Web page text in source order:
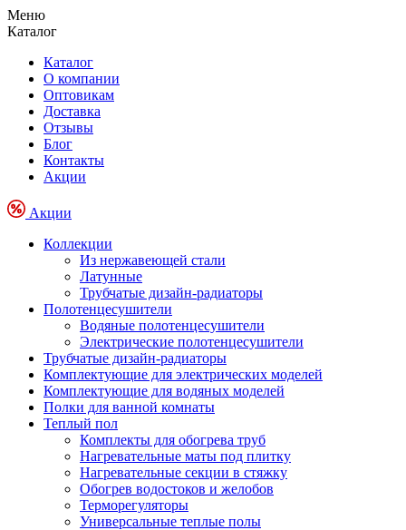
Меню
Каталог
Каталог
О компании
Оптовикам
Доставка
Отзывы
Блог
Контакты
Акции
Акции
Коллекции
Из нержавеющей стали
Латунные
Трубчатые дизайн-радиаторы
Полотенцесушители
Водяные полотенцесушители
Электрические полотенцесушители
Трубчатые дизайн-радиаторы
Комплектующие для электрических моделей
Комплектующие для водяных моделей
Полки для ванной комнаты
Теплый пол
Комплекты для обогрева труб
Нагревательные маты под плитку
Нагревательные секции в стяжку
Обогрев водостоков и желобов
Терморегуляторы
Универсальные теплые полы